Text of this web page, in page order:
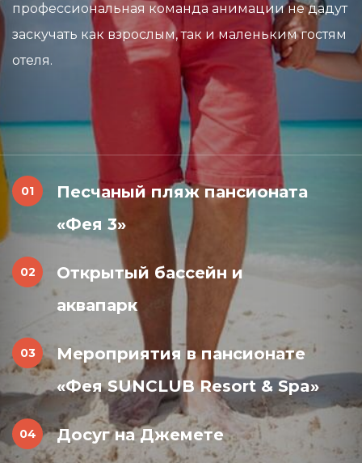
профессиональная команда анимации не дадут
заскучать как взрослым, так и маленьким гостям
отеля.
Песчаный пляж пансионата
«Фея 3»
Открытый бассейн и
аквапарк
Мероприятия в пансионате
«Фея SUNCLUB Resort & Spa»
Досуг на Джемете